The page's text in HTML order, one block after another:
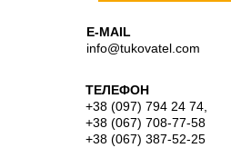
ТЕЛЕФОН
+38 (097) 794 24 74,
+38 (067) 708-77-58
+38 (067) 387-52-25
E-MAIL
info@tukovatel.com